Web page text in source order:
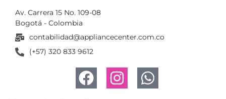
Av. Carrera 15 No. 109-08
Bogotá - Colombia
contabilidad@appliancecenter.com.co
(+57) 320 833 9612